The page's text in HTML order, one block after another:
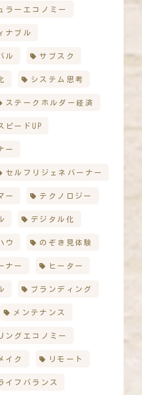
ラーエコノミー
ナブル
ル サブスク
システム思考
ステークホルダー経済
ピードUP
ー
セルフリジェネバーナー
ー テクノロジー
デジタル化
ウ のぞき見体験
ナー ヒーター
ブランディング
メンテナンス
ングエコノミー
イク リモート
イフバランス